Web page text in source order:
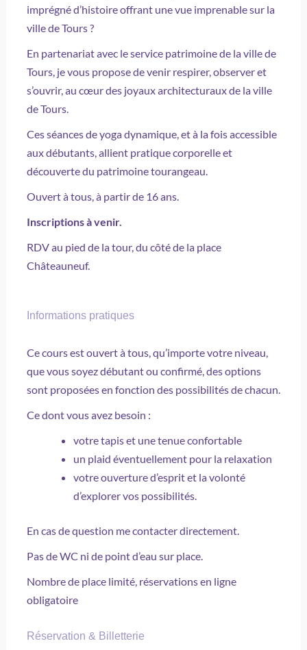
imprégné d’histoire offrant une vue imprenable sur la
ville de Tours ?
En partenariat avec le service patrimoine de la ville de
Tours, je vous propose de venir respirer, observer et
s’ouvrir, au cœur des joyaux architecturaux de la ville
de Tours.
Ces séances de yoga dynamique, et à la fois accessible
aux débutants, allient pratique corporelle et
découverte du patrimoine tourangeau.
Ouvert à tous, à partir de 16 ans.
Inscriptions à venir.
RDV au pied de la tour, du côté de la place
Châteauneuf.
Informations pratiques
Ce cours est ouvert à tous, qu’importe votre niveau,
que vous soyez débutant ou confirmé, des options
sont proposées en fonction des possibilités de chacun.
Ce dont vous avez besoin :
votre tapis et une tenue confortable
un plaid éventuellement pour la relaxation
votre ouverture d’esprit et la volonté
d’explorer vos possibilités.
En cas de question me contacter directement.
Pas de WC ni de point d’eau sur place.
Nombre de place limité, réservations en ligne
obligatoire
Réservation & Billetterie